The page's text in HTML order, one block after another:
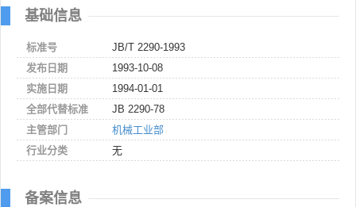
基础信息
标准号
JB/T 2290-1993
发布日期
1993-10-08
实施日期
1994-01-01
全部代替标准
JB 2290-78
主管部门
机械工业部
行业分类
无
备案信息